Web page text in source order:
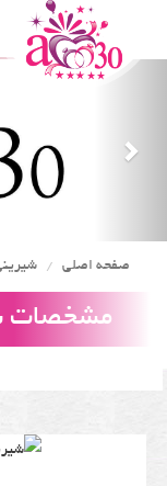
صفحه اصلی
مشخصات